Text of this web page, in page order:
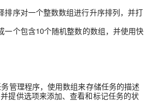
排序对一个整数数组进行升序排列，并打
一个包含10个随机整数的数组，并使用快
管理程序，使用数组来存储任务的描述
提供选项来添加、查看和标记任务的状